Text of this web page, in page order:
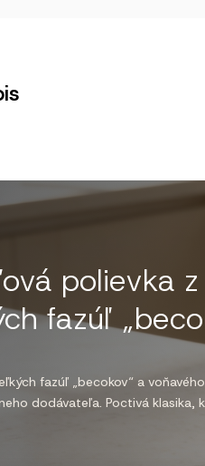
polievka z
fazúľ
fazúľ „becokov“ a
dodávateľa. Poctivá klasika,